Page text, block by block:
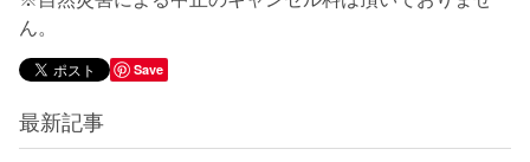
ん。
Save
最新記事